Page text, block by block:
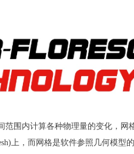
围内计算各种物理量的变化，网
上，而网格是软件参照几何模型